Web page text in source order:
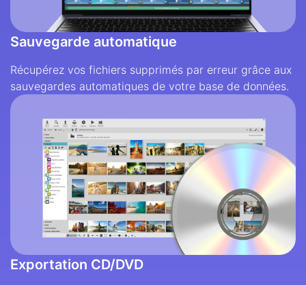
Sauvegarde automatique
Récupérez vos fichiers supprimés par erreur grâce aux
sauvegardes automatiques de votre base de données.
Exportation CD/DVD